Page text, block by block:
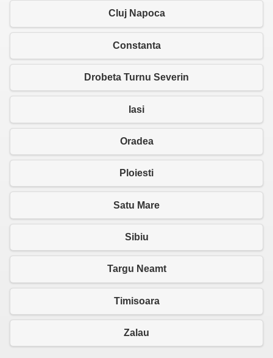
Cluj Napoca
Constanta
Drobeta Turnu Severin
Iasi
Oradea
Ploiesti
Satu Mare
Sibiu
Targu Neamt
Timisoara
Zalau